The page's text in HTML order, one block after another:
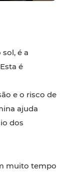
é a
é
e o risco de
ajuda
dos
muito tempo